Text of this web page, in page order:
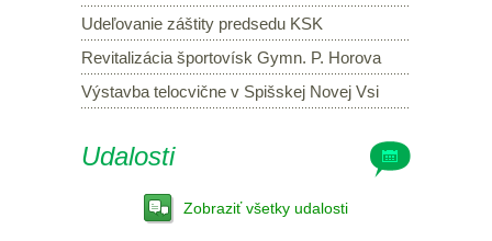
Udeľovanie záštity predsedu KSK
Revitalizácia športovísk Gymn. P. Horova
Výstavba telocvične v Spišskej Novej Vsi
Udalosti
Zobraziť všetky udalosti